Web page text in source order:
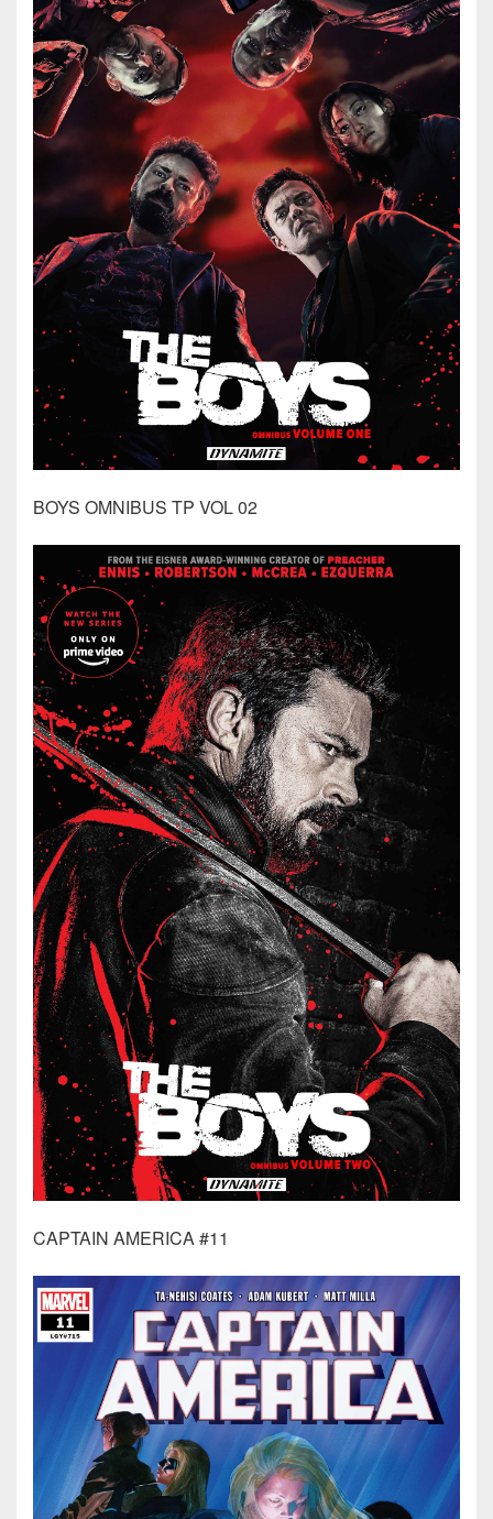
BOYS OMNIBUS TP VOL 02
CAPTAIN AMERICA #11